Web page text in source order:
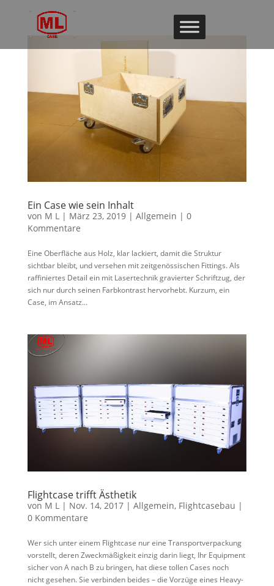
Ein Case wie sein Inhalt
von M L| März 23, 2019| Allgemein | 0
Kommentare
Eine Oberfläche aus Holz, klar lackiert, damit die Struktur
sichtbar bleibt, und versehen mit zeitgenössischen Fittings. Als
raffiniertes Detail ein mit Lasertechnik gravierter Schriftzug, der
sich nur durch seinen Farbkontrast hervorhebt. Kurzum, ein
Case, im Ansatz...
Flightcase trifft Ästhetik
von M L| Nov. 14, 2017| Allgemein, Flightcasebau |
0 Kommentare
Wer sich unter einem Flightcase nur eine Transportverpackung
vorstellt, deren Zweckmäßigkeit einzig darin liegt, Ihr Equipment
sicher von A nach B zu bringen, hat diese tollen Cases noch
nicht gesehen. Sie verbinden beides – die Vorzüge eines Heavy-